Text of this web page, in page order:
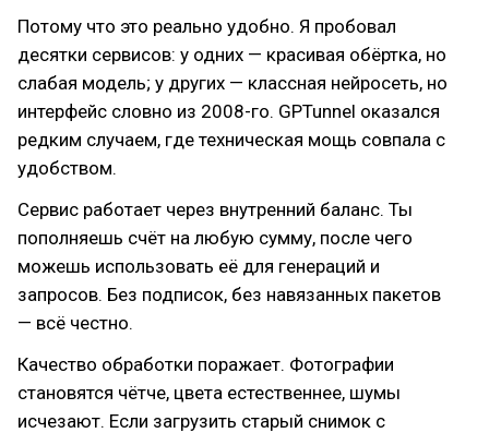
Потому что это реально удобно. Я пробовал
десятки сервисов: у одних — красивая обёртка, но
слабая модель; у других — классная нейросеть, но
интерфейс словно из 2008-го. GPTunnel оказался
редким случаем, где техническая мощь совпала с
удобством.
Сервис работает через внутренний баланс. Ты
пополняешь счёт на любую сумму, после чего
можешь использовать её для генераций и
запросов. Без подписок, без навязанных пакетов
— всё честно.
Качество обработки поражает. Фотографии
становятся чётче, цвета естественнее, шумы
исчезают. Если загрузить старый снимок с